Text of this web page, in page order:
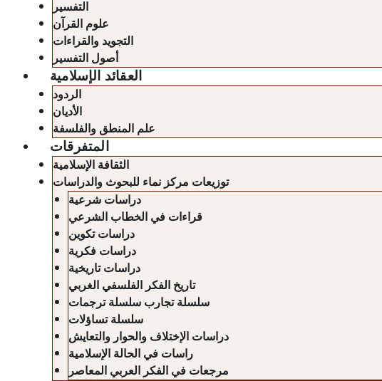
التفسير
علوم القرآن
التجويد والقراءات
أصول التفسير
العقائد الإسلامية
الردود
الأديان
علم المنطق والفلسفة
المتفرقات
الثقافة الإسلامية
توزيعات مركز نماء للبحوث والدراسات
دراسات شرعية
قراءات في الخطاب الشرعي
دراسات تكوين
دراسات فكرية
دراسات تاريخية
تاريخ الفكر الفلسفي الغربي
سلسلة تجارب سلسلة ترجمات
سلسلة تساؤلات
دراسات الإختلاف والحوار والتعايش
راسات في الحالة الإسلامية
مرجعات في الفكر العربي المعاصر